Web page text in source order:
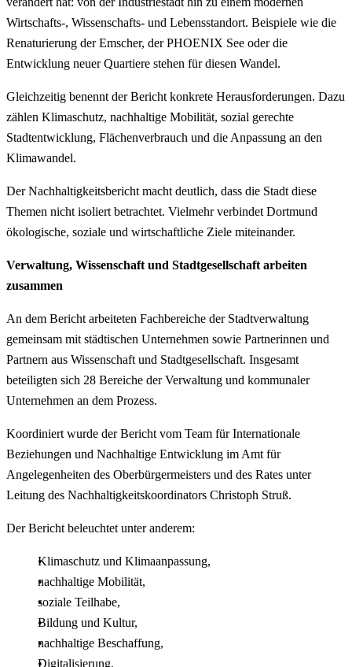
Wirtschafts-, Wissenschafts- und Lebensstandort. Beispiele wie die
Renaturierung der Emscher, der PHOENIX See oder die
Entwicklung neuer Quartiere stehen für diesen Wandel.
Gleichzeitig benennt der Bericht konkrete Herausforderungen. Dazu
zählen Klimaschutz, nachhaltige Mobilität, sozial gerechte
Stadtentwicklung, Flächenverbrauch und die Anpassung an den
Klimawandel.
Der Nachhaltigkeitsbericht macht deutlich, dass die Stadt diese
Themen nicht isoliert betrachtet. Vielmehr verbindet Dortmund
ökologische, soziale und wirtschaftliche Ziele miteinander.
Verwaltung, Wissenschaft und Stadtgesellschaft arbeiten
zusammen
An dem Bericht arbeiteten Fachbereiche der Stadtverwaltung
gemeinsam mit städtischen Unternehmen sowie Partnerinnen und
Partnern aus Wissenschaft und Stadtgesellschaft. Insgesamt
beteiligten sich 28 Bereiche der Verwaltung und kommunaler
Unternehmen an dem Prozess.
Koordiniert wurde der Bericht vom Team für Internationale
Beziehungen und Nachhaltige Entwicklung im Amt für
Angelegenheiten des Oberbürgermeisters und des Rates unter
Leitung des Nachhaltigkeitskoordinators Christoph Struß.
Der Bericht beleuchtet unter anderem:
Klimaschutz und Klimaanpassung,
nachhaltige Mobilität,
soziale Teilhabe,
Bildung und Kultur,
nachhaltige Beschaffung,
Digitalisierung,